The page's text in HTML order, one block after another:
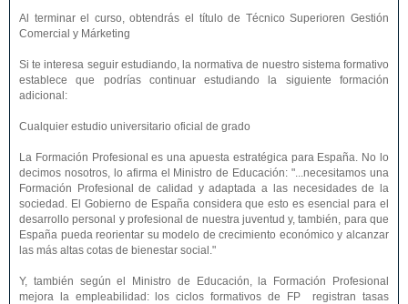
Al terminar el curso, obtendrás el título de Técnico Superioren Gestión
Comercial y Márketing
Si te interesa seguir estudiando, la normativa de nuestro sistema formativo
establece que podrías continuar estudiando la siguiente formación
adicional:
Cualquier estudio universitario oficial de grado
La Formación Profesional es una apuesta estratégica para España. No lo
decimos nosotros, lo afirma el Ministro de Educación: "...necesitamos una
Formación Profesional de calidad y adaptada a las necesidades de la
sociedad. El Gobierno de España considera que esto es esencial para el
desarrollo personal y profesional de nuestra juventud y, también, para que
España pueda reorientar su modelo de crecimiento económico y alcanzar
las más altas cotas de bienestar social."
Y, también según el Ministro de Educación, la Formación Profesional
mejora la empleabilidad: los ciclos formativos de FP registran tasas